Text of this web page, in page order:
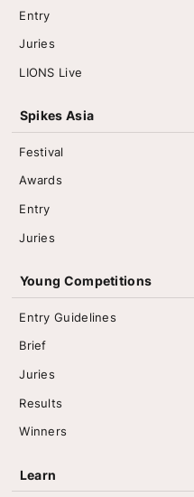
Entry
Juries
LIONS Live
Spikes Asia
Festival
Awards
Entry
Juries
Young Competitions
Entry Guidelines
Brief
Juries
Results
Winners
Learn